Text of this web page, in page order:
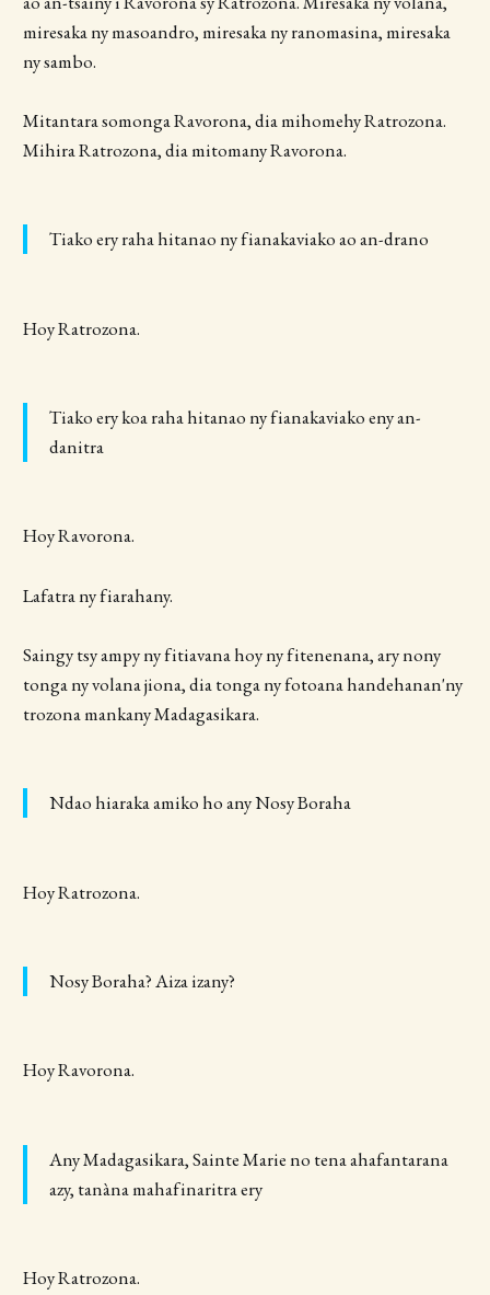
miresaka ny masoandro, miresaka ny ranomasina, miresaka
ny sambo.
Mitantara somonga Ravorona, dia mihomehy Ratrozona.
Mihira Ratrozona, dia mitomany Ravorona.
Tiako ery raha hitanao ny fianakaviako ao an-drano
Hoy Ratrozona.
Tiako ery koa raha hitanao ny fianakaviako eny an-
danitra
Hoy Ravorona.
Lafatra ny fiarahany.
Saingy tsy ampy ny fitiavana hoy ny fitenenana, ary nony
tonga ny volana jiona, dia tonga ny fotoana handehanan'ny
trozona mankany Madagasikara.
Ndao hiaraka amiko ho any Nosy Boraha
Hoy Ratrozona.
Nosy Boraha? Aiza izany?
Hoy Ravorona.
Any Madagasikara, Sainte Marie no tena ahafantarana
azy, tanàna mahafinaritra ery
Hoy Ratrozona.